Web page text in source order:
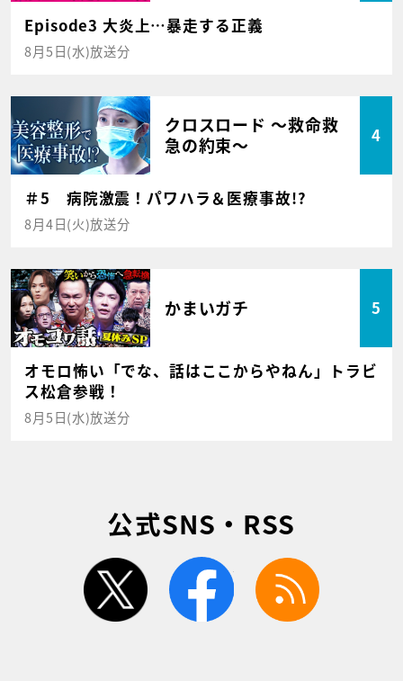
Episode3 大炎上…暴走する正義
8月5日(水)放送分
クロスロード ～救命救
急の約束～
4
＃5 病院激震！パワハラ＆医療事故!?
8月4日(火)放送分
かまいガチ 5
オモロ怖い「でな、話はここからやねん」トラビ
ス松倉参戦！
8月5日(水)放送分
公式SNS・RSS
twitter facebook